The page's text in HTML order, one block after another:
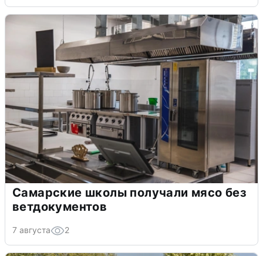
Самарские школы получали мясо без
ветдокументов
7 августа 2